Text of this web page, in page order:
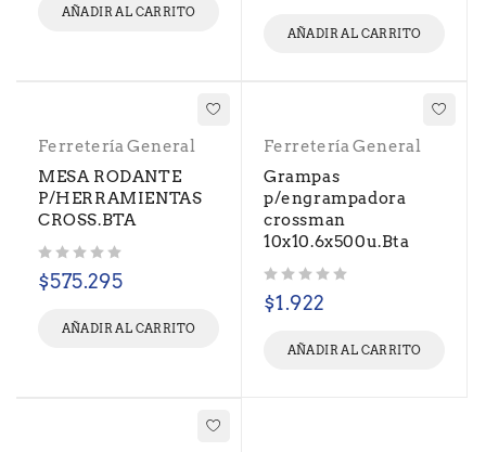
AÑADIR AL CARRITO
AÑADIR AL CARRITO
Ferretería General
MESA RODANTE
P/HERRAMIENTAS
CROSS.BTA
$575.295
AÑADIR AL CARRITO
Ferretería General
Grampas
p/engrampadora
crossman
10x10.6x500u.Bta
$1.922
AÑADIR AL CARRITO